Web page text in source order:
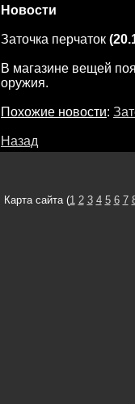
Новости
Заточка перчаток
В магазине вещей
оружия.
Похожие новости:
Назад
Карта сайта (1 2 3 4 5 6 7